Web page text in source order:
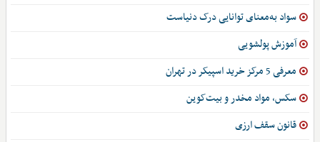
سواد به‌معنای توانایی درک دنیاست
آموزش پولشویی
معرفی 5 مرکز خرید اسپیکر در تهران
سکس، مواد مخدر و بیت‌کوین
قانون سقف ارزی